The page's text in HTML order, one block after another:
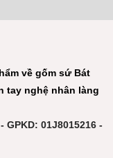
về gốm sứ Bát
tay nghệ nhân làng
GPKD: 01J8015216 -